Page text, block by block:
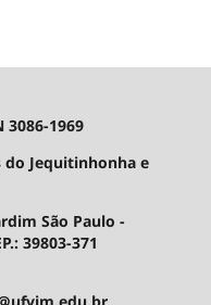
3086-1969
do Jequitinhonha e
São Paulo -
39803-371